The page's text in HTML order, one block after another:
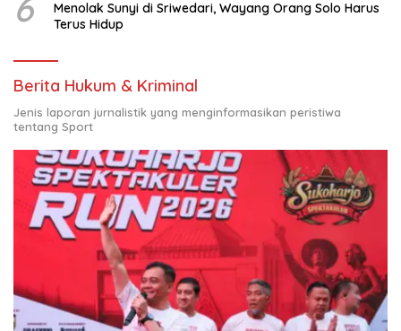
Menolak Sunyi di Sriwedari, Wayang Orang Solo Harus
Terus Hidup
Berita Hukum & Kriminal
Jenis laporan jurnalistik yang menginformasikan peristiwa
tentang Sport